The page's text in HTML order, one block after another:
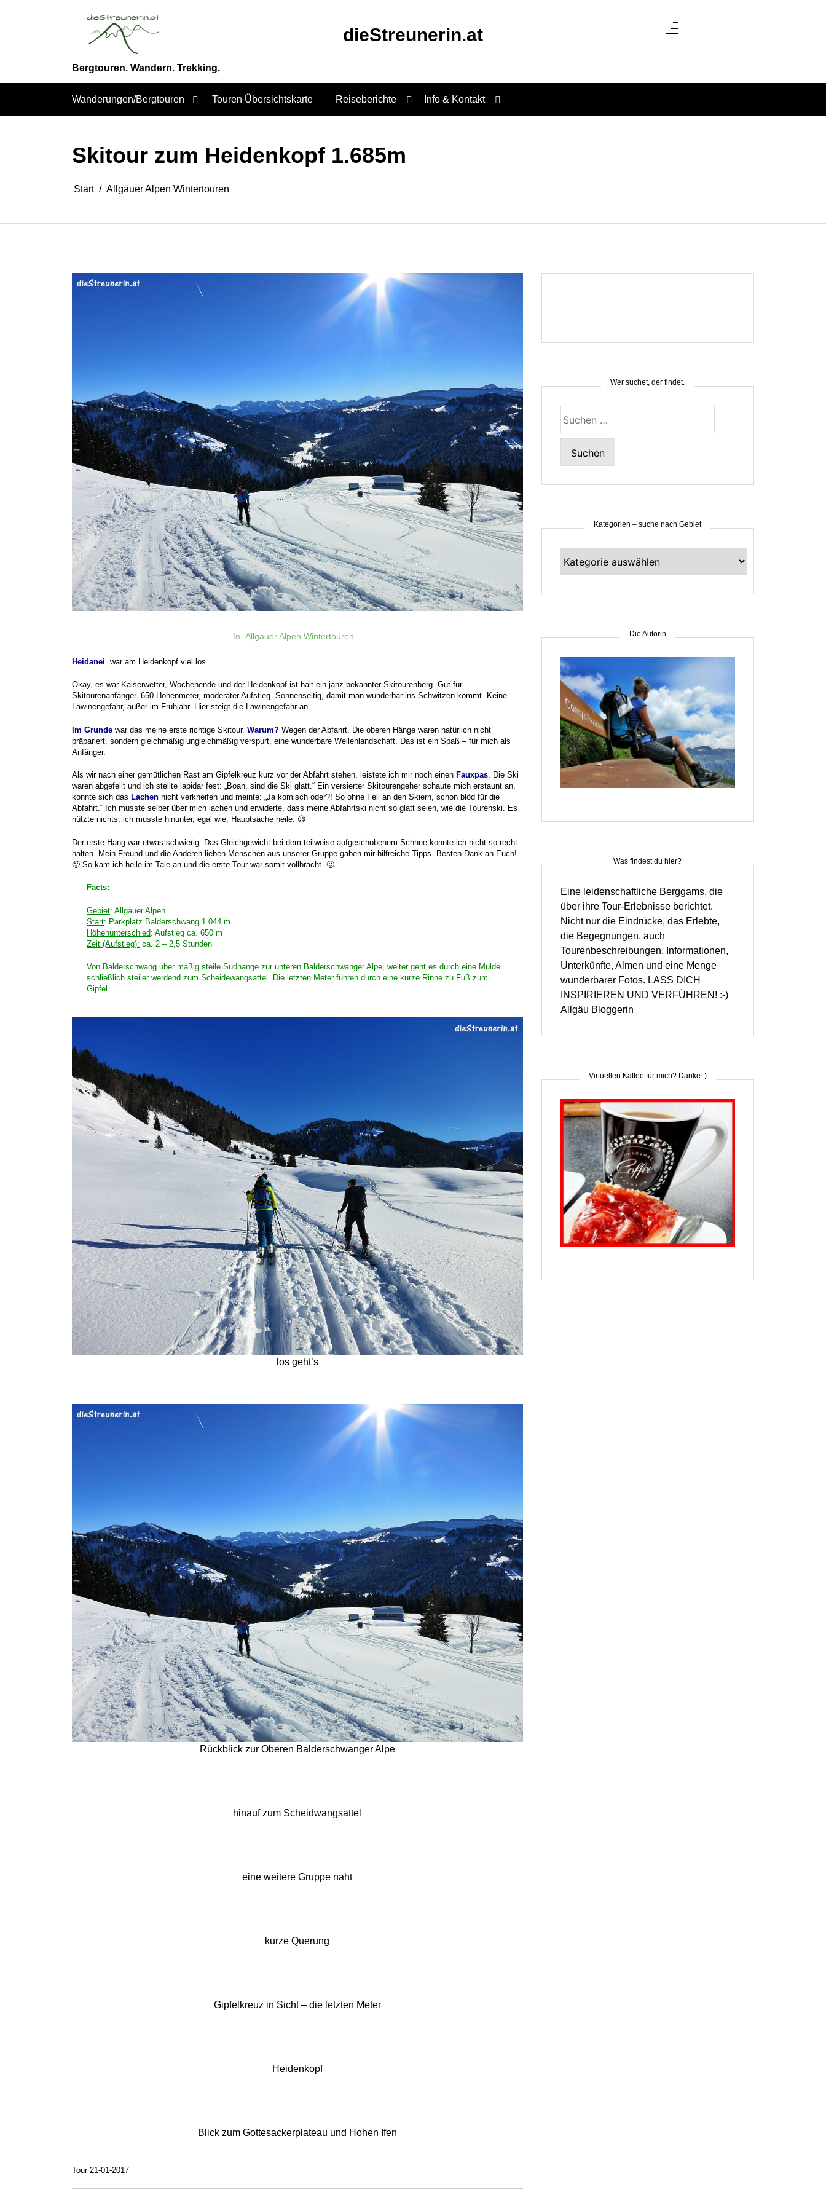
dieStreunerin.at
Bergtouren. Wandern. Trekking.
Wanderungen/Bergtouren Touren Übersichtskarte Reiseberichte Info & Kontakt
Skitour zum Heidenkopf 1.685m
Start Allgäuer Alpen Wintertouren
In Allgäuer Alpen Wintertouren
Heidanei .war am Heidenkopf viel los.
Okay, es war Kaiserwetter, Wochenende und der Heidenkopf ist halt ein janz bekannter Skitourenberg. Gut für
Skitourenanfänger. 650 Höhenmeter, moderater Aufstieg. Sonnenseitig, damit man wunderbar ins Schwitzen kommt. Keine
Lawinengefahr, außer im Frühjahr. Hier steigt die Lawinengefahr an.
Im Grunde war das meine erste richtige Skitour. Warum? Wegen der Abfahrt. Die oberen Hänge waren natürlich nicht
präpariert, sondern gleichmäßig ungleichmäßig verspurt, eine wunderbare Wellenlandschaft Das ist ein Spaß – für mich als
Anfänger.
Als wir nach einer gemütlichen Rast am Gipfelkreuz kurz vor der Abfahrt stehen, leistete ich mir noch einen Fauxpas. Die Ski
waren abgefellt und ich stellte lapidar fest: „Boah, sind die Ski glatt.“ Ein versierter Skitourengeher schaute mich erstaunt an,
konnte sich das Lachen nicht verkneifen und meinte: „Ja komisch oder?! So ohne Fell an den Skiern, schon blöd für die
Abfahrt.“ Ich musste selber über mich lachen und erwiderte, dass meine Abfahrtski nicht so glatt seien, wie die Tourenski. Es
nützte nichts, ich musste hinunter, egal wie, Hauptsache heile. 😉
Der erste Hang war etwas schwierig. Das Gleichgewicht bei dem teilweise aufgeschobenem Schnee konnte ich nicht so recht
halten. Mein Freund und die Anderen lieben Menschen aus unserer Gruppe gaben mir hilfreiche Tipps. Besten Dank an Euch!
🙂 So kam ich heile im Tale an und die erste Tour war somit vollbracht. 🙂
Facts:
Gebiet: Allgäuer Alpen
Start: Parkplatz Balderschwang 1.044 m
Höhenunterschied: Aufstieg ca. 650 m
Zeit (Aufstieg): ca. 2 – 2,5 Stunden
Von Balderschwang über mäßig steile Südhänge zur unteren Balderschwanger Alpe, weiter geht es durch eine Mulde
schließlich steiler werdend zum Scheidewangsattel. Die letzten Meter führen durch eine kurze Rinne zu Fuß zum
Gipfel.
los geht’s
Rückblick zur Oberen Balderschwanger Alpe
hinauf zum Scheidwangsattel
eine weitere Gruppe naht
kurze Querung
Gipfelkreuz in Sicht – die letzten Meter
Heidenkopf
Blick zum Gottesackerplateau und Hohen Ifen
Tour 21-01-2017
Wer suchet, der findet.
nach:
Kategorien – suche nach Gebiet
–
Die Autorin
Was findest du hier?
Eine leidenschaftliche Berggams, die
über ihre Tour-Erlebnisse berichtet.
Nicht nur die Eindrücke, das Erlebte,
die Begegnungen, auch
Tourenbeschreibungen, Informationen,
Unterkünfte, Almen und eine Menge
wunderbarer Fotos. LASS DICH
INSPIRIEREN UND VERFÜHREN! :-)
Allgäu Bloggerin
Virtuellen Kaffee für mich? Danke :)